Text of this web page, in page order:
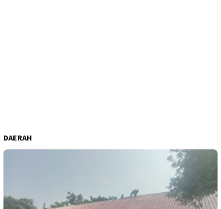
DAERAH